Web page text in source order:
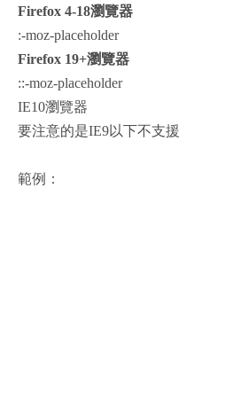
Firefox 4-18瀏覽器
:-moz-placeholder
Firefox 19+瀏覽器
::-moz-placeholder
IE10瀏覽器
要注意的是IE9以下不支援
範例：